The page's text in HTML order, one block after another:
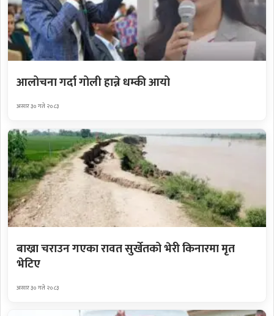
आलोचना गर्दा गोली हान्ने धम्की आयो
असार ३० गते २०८३
बाख्रा चराउन गएका रावत सुर्खेतको भेरी किनारमा मृत
भेटिए
असार ३० गते २०८३